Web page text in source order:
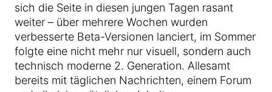
sich die Seite in diesen jungen Tagen rasant
weiter – über mehrere Wochen wurden
verbesserte Beta-Versionen lanciert, im Sommer
folgte eine nicht mehr nur visuell, sondern auch
technisch moderne 2. Generation. Allesamt
bereits mit täglichen Nachrichten, einem Forum